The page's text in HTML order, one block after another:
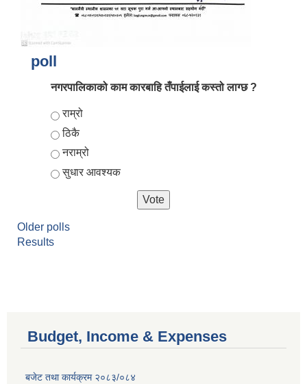
poll
नगरपालिकाको काम कारबाहि तँपाईलाई कस्तो लाग्छ ?
Choices
राम्रो
ठिकै
नराम्रो
सुधार आवश्यक
Older polls
Results
Budget, Income & Expenses
बजेट तथा कार्यक्रम २०८३/०८४